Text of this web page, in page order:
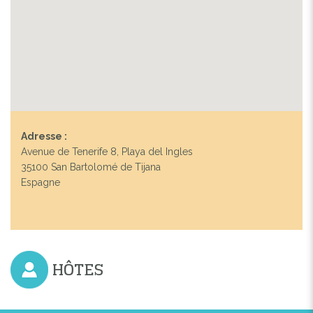
Adresse :
Avenue de Tenerife 8, Playa del Ingles
35100 San Bartolomé de Tijana
Espagne
HÔTES